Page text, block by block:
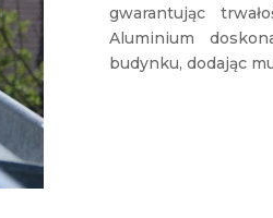
gwarantując
Aluminium
budynku, dodając